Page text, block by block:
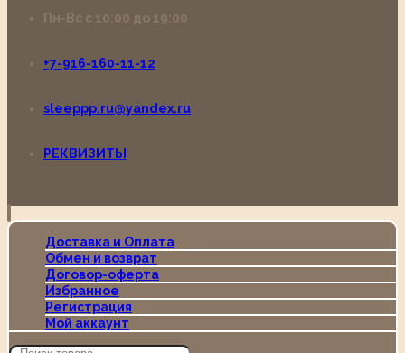
Пн-Вс с 10:00 до 19:00
+7-916-160-11-12
sleeppp.ru@yandex.ru
РЕКВИЗИТЫ
Доставка и Оплата
Обмен и возврат
Договор-оферта
Избранное
Регистрация
Мой аккаунт